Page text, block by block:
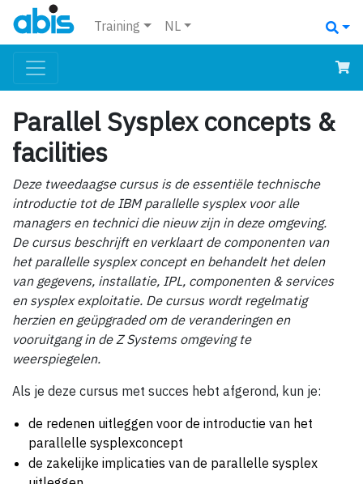
Training NL
Parallel Sysplex concepts &
facilities
Deze tweedaagse cursus is de essentiële technische
introductie tot de IBM parallelle sysplex voor alle
managers en technici die nieuw zijn in deze omgeving.
De cursus beschrijft en verklaart de componenten van
het parallelle sysplex concept en behandelt het delen
van gegevens, installatie, IPL, componenten & services
en sysplex exploitatie. De cursus wordt regelmatig
herzien en geüpgraded om de veranderingen en
vooruitgang in de Z Systems omgeving te
weerspiegelen.
Als je deze cursus met succes hebt afgerond, kun je:
de redenen uitleggen voor de introductie van het
parallelle sysplexconcept
de zakelijke implicaties van de parallelle sysplex